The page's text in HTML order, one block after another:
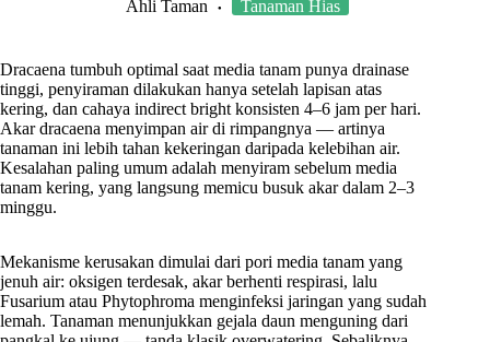
Ahli Taman Tanaman Hias
Dracaena tumbuh optimal saat media tanam punya drainase
tinggi, penyiraman dilakukan hanya setelah lapisan atas
kering, dan cahaya indirect bright konsisten 4–6 jam per hari.
Akar dracaena menyimpan air di rimpangnya — artinya
tanaman ini lebih tahan kekeringan daripada kelebihan air.
Kesalahan paling umum adalah menyiram sebelum media
tanam kering, yang langsung memicu busuk akar dalam 2–3
minggu.
Mekanisme kerusakan dimulai dari pori media tanam yang
jenuh air: oksigen terdesak, akar berhenti respirasi, lalu
Fusarium atau Phytophroma menginfeksi jaringan yang sudah
lemah. Tanaman menunjukkan gejala daun menguning dari